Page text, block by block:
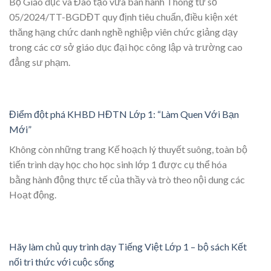
05/2024/TT-BGDĐT quy định tiêu chuẩn, điều kiện xét
thăng hạng chức danh nghề nghiệp viên chức giảng dạy
trong các cơ sở giáo dục đại học công lập và trường cao
đẳng sư phạm.
Điểm đột phá KHBD HĐTN Lớp 1: “Làm Quen Với Bạn
Mới”
Không còn những trang Kế hoạch lý thuyết suông, toàn bộ
tiến trình dạy học cho học sinh lớp 1 được cụ thể hóa
bằng hành động thực tế của thầy và trò theo nội dung các
Hoạt động.
Hãy làm chủ quy trình dạy Tiếng Việt Lớp 1 – bộ sách Kết
nối tri thức với cuộc sống